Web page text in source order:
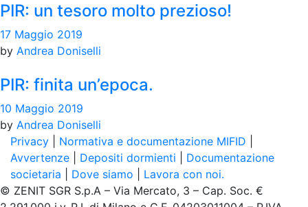
PIR: un tesoro molto prezioso!
17 Maggio 2019
by Andrea Doniselli
PIR: finita un’epoca.
10 Maggio 2019
by Andrea Doniselli
Privacy
Normativa e documentazione MIFID
Avvertenze
Depositi dormienti
Documentazione
societaria
Dove siamo
Lavora con noi.
© ZENIT SGR S.p.A – Via Mercato, 3 – Cap. Soc. €